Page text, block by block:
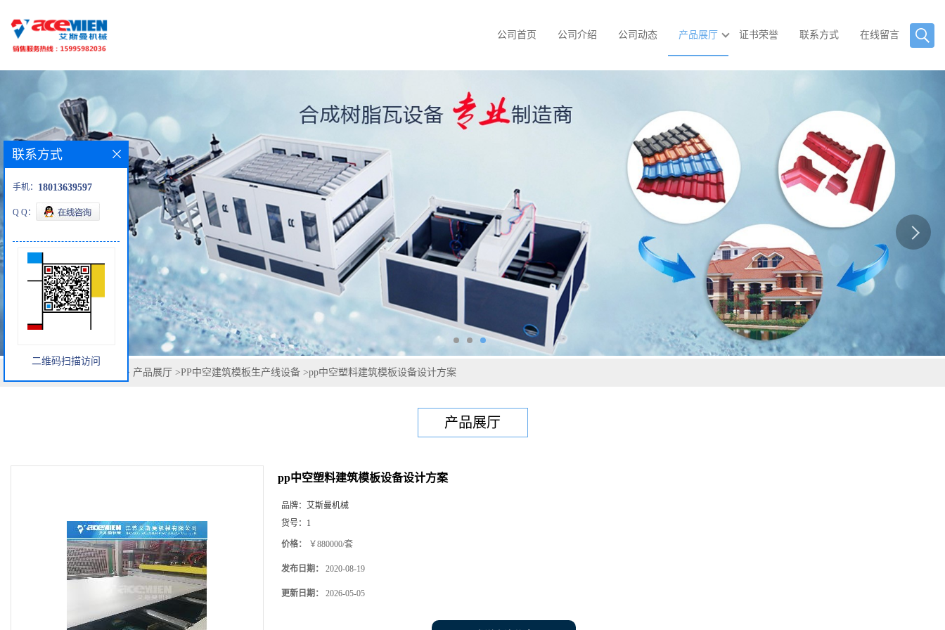
公司首页 公司介绍 公司动态 产品展厅 证书荣誉 联系方式 在线留言
> 产品展厅 >PP中空建筑模板生产线设备 >pp中空塑料建筑模板设备设计方案
产品展厅
pp中空塑料建筑模板设备设计方案
品牌： 艾斯曼机械
货号： 1
价格： ￥880000/套
发布日期： 2020-08-19
更新日期： 2026-05-05
联系方式
手机： 18013639597
Q Q：
二维码扫描访问